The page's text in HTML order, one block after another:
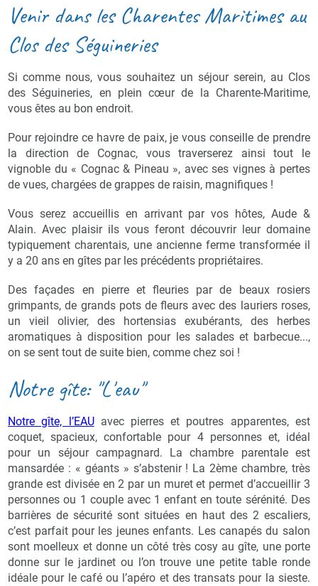
Venir dans les Charentes Maritimes au
Clos des Séguineries
Si comme nous, vous souhaitez un séjour serein, au Clos
des Séguineries, en plein cœur de la Charente-Maritime,
vous êtes au bon endroit.
Pour rejoindre ce havre de paix, je vous conseille de prendre
la direction de Cognac, vous traverserez ainsi tout le
vignoble du « Cognac & Pineau », avec ses vignes à pertes
de vues, chargées de grappes de raisin, magnifiques !
Vous serez accueillis en arrivant par vos hôtes, Aude &
Alain. Avec plaisir ils vous feront découvrir leur domaine
typiquement charentais, une ancienne ferme transformée il
y a 20 ans en gîtes par les précédents propriétaires.
Des façades en pierre et fleuries par de beaux rosiers
grimpants, de grands pots de fleurs avec des lauriers roses,
un vieil olivier, des hortensias exubérants, des herbes
aromatiques à disposition pour les salades et barbecue...,
on se sent tout de suite bien, comme chez soi !
Notre gîte: "L'eau"
Notre gîte, l’EAUavec pierres et poutres apparentes, est
coquet, spacieux, confortable pour 4 personnes et, idéal
pour un séjour campagnard. La chambre parentale est
mansardée : « géants » s’abstenir ! La 2ème chambre, très
grande est divisée en 2 par un muret et permet d’accueillir 3
personnes ou 1 couple avec 1 enfant en toute sérénité. Des
barrières de sécurité sont situées en haut des 2 escaliers,
c’est parfait pour les jeunes enfants. Les canapés du salon
sont moelleux et donne un côté très cosy au gîte, une porte
donne sur le jardinet ou l’on trouve une petite table ronde
idéale pour le café ou l’apéro et des transats pour la sieste.